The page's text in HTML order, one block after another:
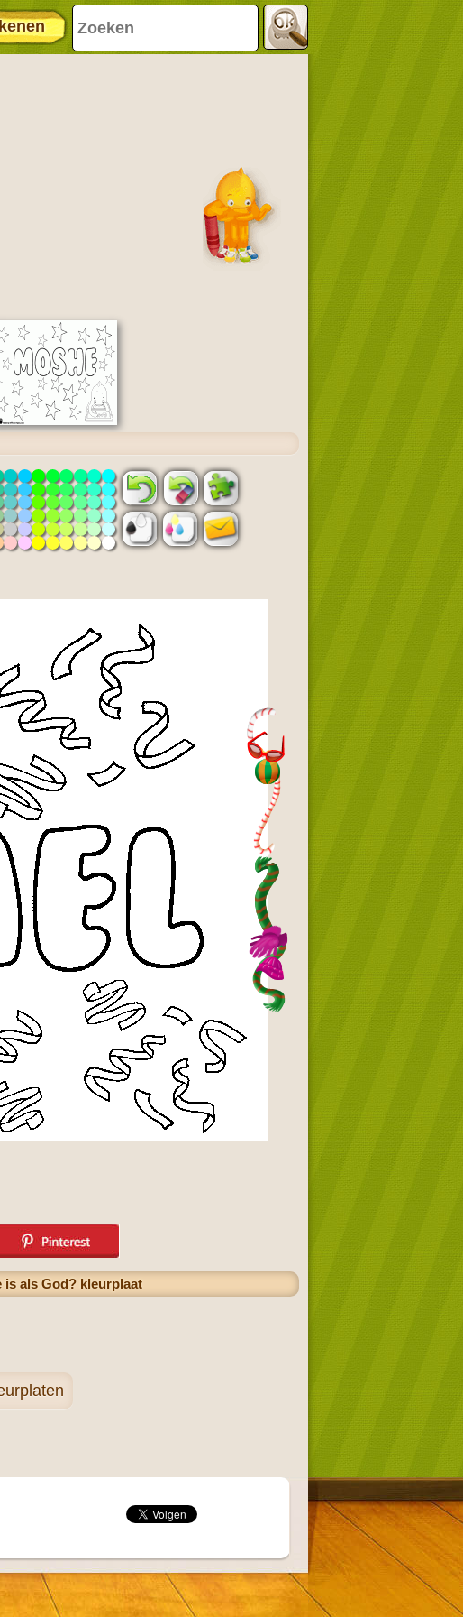
is als God? kleurplaat